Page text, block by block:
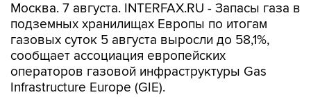
Москва. 7 августа. INTERFAX.RU - Запасы газа в
подземных хранилищах Европы по итогам
газовых суток 5 августа выросли до 58,1%,
сообщает ассоциация европейских
операторов газовой инфраструктуры Gas
Infrastructure Europe (GIE).